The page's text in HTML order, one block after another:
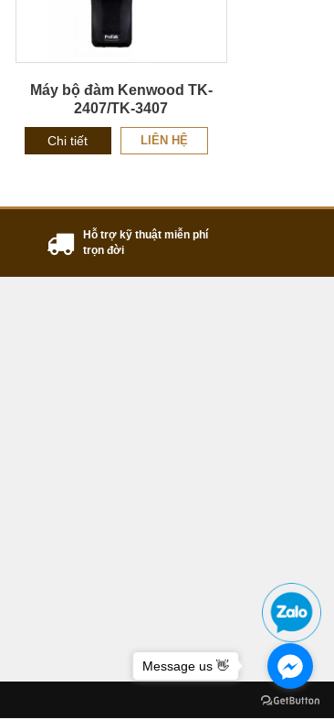
Máy bộ đàm Kenwood TK-
2407/TK-3407
Chi tiết LIÊN HỆ
Hỗ trợ kỹ thuật miễn phí
trọn đời
Message us 👋